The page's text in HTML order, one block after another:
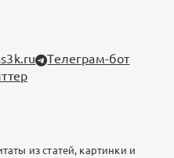
Телеграм-бот
из статей, картинки и